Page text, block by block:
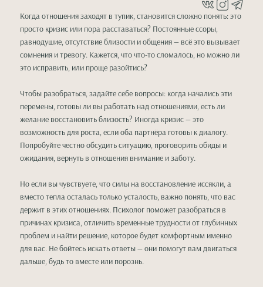
Когда отношения заходят в тупик, становится сложно понять: это
просто кризис или пора расставаться? Постоянные ссоры,
равнодушие, отсутствие близости и общения — всё это вызывает
сомнения и тревогу. Кажется, что что-то сломалось, но можно ли
это исправить, или проще разойтись?
Чтобы разобраться, задайте себе вопросы: когда начались эти
перемены, готовы ли вы работать над отношениями, есть ли
желание восстановить близость? Иногда кризис — это
возможность для роста, если оба партнёра готовы к диалогу.
Попробуйте честно обсудить ситуацию, проговорить обиды и
ожидания, вернуть в отношения внимание и заботу.
Но если вы чувствуете, что силы на восстановление иссякли, а
вместо тепла осталась только усталость, важно понять, что вас
держит в этих отношениях. Психолог поможет разобраться в
причинах кризиса, отличить временные трудности от глубинных
проблем и найти решение, которое будет комфортным именно
для вас. Не бойтесь искать ответы — они помогут вам двигаться
дальше, будь то вместе или порознь.